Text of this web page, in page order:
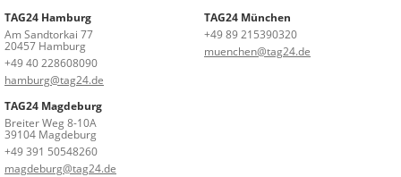
TAG24 Hamburg
Am Sandtorkai 77
20457 Hamburg
+49 40 228608090
hamburg@tag24.de
TAG24 München
+49 89 215390320
muenchen@tag24.de
TAG24 Magdeburg
Breiter Weg 8-10A
39104 Magdeburg
+49 391 50548260
magdeburg@tag24.de